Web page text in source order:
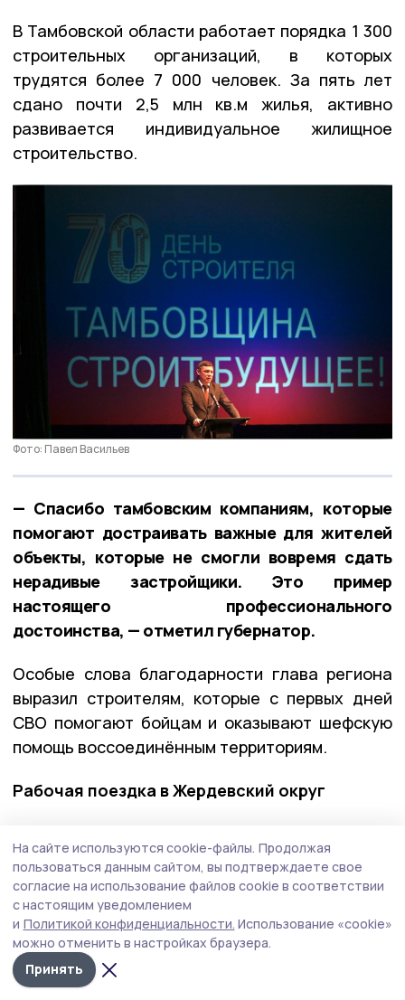
В Тамбовской области работает порядка 1 300
строительных организаций, в которых
трудятся более 7 000 человек. За пять лет
сдано почти 2,5 млн кв.м жилья, активно
развивается индивидуальное жилищное
строительство.
Фото: Павел Васильев
— Спасибо тамбовским компаниям, которые
помогают достраивать важные для жителей
объекты, которые не смогли вовремя сдать
нерадивые застройщики. Это пример
настоящего профессионального
достоинства, — отметил губернатор.
Особые слова благодарности глава региона
выразил строителям, которые с первых дней
СВО помогают бойцам и оказывают шефскую
помощь воссоединённым территориям.
Рабочая поездка в Жердевский округ
в муниципалитеты региона. На этой неделе
Евгений ПервышовпосетилЖердевский округ.
Здесь он побывал в ООО имени Карла Маркса
в селе Алексеевка, которое занимается
выращиванием зерновых и технических
культур на более чем 8 000 га.
На сайте используются cookie-файлы. Продолжая
пользоваться данным сайтом, вы подтверждаете свое
согласие на использование файлов cookie в соответствии
с настоящим уведомлением
и Политикой конфиденциальности. Использование «cookie»
можно отменить в настройках браузера.
Принять